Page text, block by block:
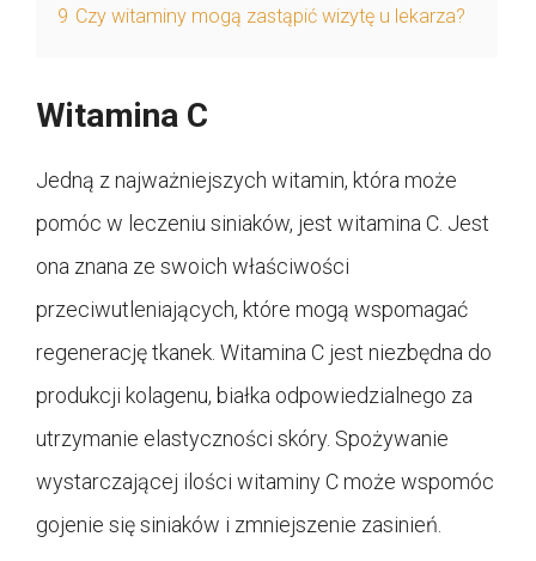
9 Czy witaminy mogą zastąpić wizytę u lekarza?
Witamina C
Jedną z najważniejszych witamin, która może
pomóc w leczeniu siniaków, jest witamina C. Jest
ona znana ze swoich właściwości
przeciwutleniających, które mogą wspomagać
regenerację tkanek. Witamina C jest niezbędna do
produkcji kolagenu, białka odpowiedzialnego za
utrzymanie elastyczności skóry. Spożywanie
wystarczającej ilości witaminy C może wspomóc
gojenie się siniaków i zmniejszenie zasinień.